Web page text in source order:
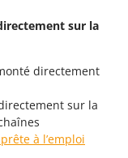
sur la
directement
sur la
à l’emploi